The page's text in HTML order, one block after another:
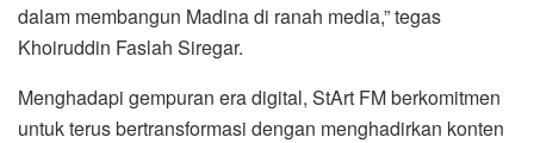
dalam membangun Madina di ranah media,” tegas
Khoiruddin Faslah Siregar.
Menghadapi gempuran era digital, StArt FM berkomitmen
untuk terus bertransformasi dengan menghadirkan konten